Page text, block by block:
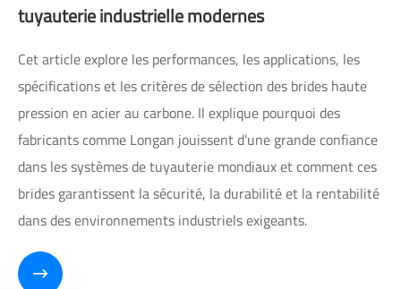
tuyauterie industrielle modernes
Cet article explore les performances, les applications, les
spécifications et les critères de sélection des brides haute
pression en acier au carbone. Il explique pourquoi des
fabricants comme Longan jouissent d'une grande confiance
dans les systèmes de tuyauterie mondiaux et comment ces
brides garantissent la sécurité, la durabilité et la rentabilité
dans des environnements industriels exigeants.
